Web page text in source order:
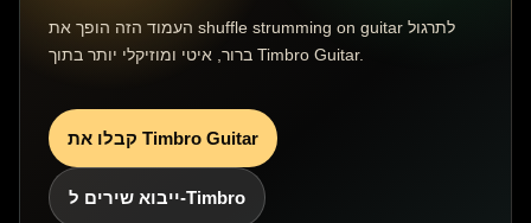
העמוד הזה הופך את shuffle strumming on guitar לתרגול
ברור, איטי ומוזיקלי יותר בתוך Timbro Guitar.
קבלו את Timbro Guitar
ייבוא שירים ל-Timbro